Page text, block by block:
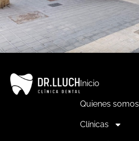
Inicio
Quienes somos
Clínicas